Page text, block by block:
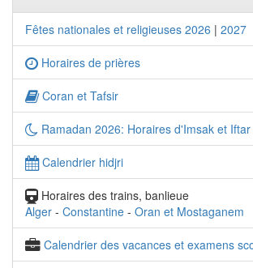
Fêtes nationales et religieuses 2026 | 2027
Horaires de prières
Coran et Tafsir
Ramadan 2026: Horaires d'Imsak et Iftar
Calendrier hidjri
Horaires des trains, banlieue
Alger - Constantine - Oran et Mostaganem
Calendrier des vacances et examens